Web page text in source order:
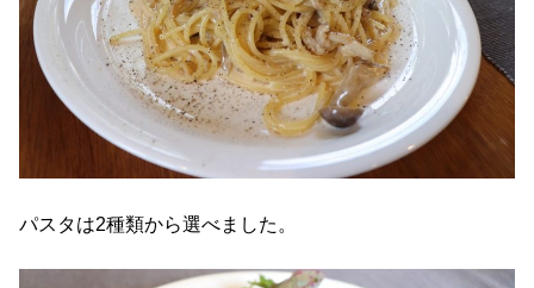
パスタは2種類から選べました。